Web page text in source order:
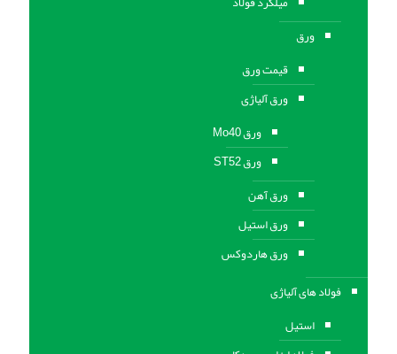
ورق
قیمت ورق
ورق آلیاژی
ورق Mo40
ورق ST52
ورق آهن
ورق استيل
ورق هاردوکس
فولاد های آلیاژی
استیل